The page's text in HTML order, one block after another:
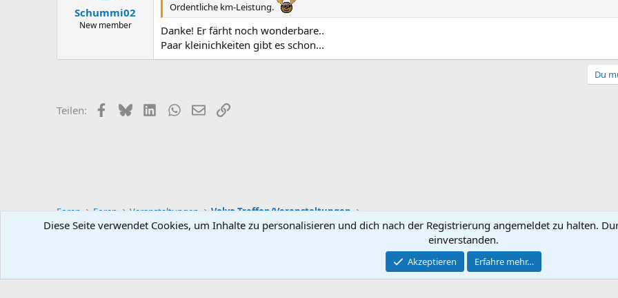
n
:
Schummi02
New member
Ordentliche km-Leistung.
Danke! Er färht noch wonderbare..
Paar kleinichkeiten gibt es schon...
Du
Teilen: Facebook
BlueskyLinkedInWhatsApp
E-MailLink
Foren Foren Veranstaltungen Volvo Treffen/Veranstaltungen
Community platform by XenForo ® © 2010-2025 XenForo Ltd.
Diese Seite verwendet Cookies, um Inhalte zu personalisieren und dich nach der Registrierung angemeldet zu halten.
einverstanden.
Akzeptieren Erfahre mehr…